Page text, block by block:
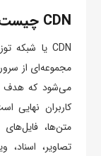
CDN چیست؟
مجموعه‌ای از
می‌شود که هدف
تصاویر،